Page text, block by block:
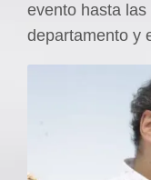
evento hasta
departamento y